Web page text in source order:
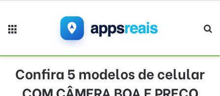
Confira 5 modelos de celular
COM CÂMERA BOA E PREÇO